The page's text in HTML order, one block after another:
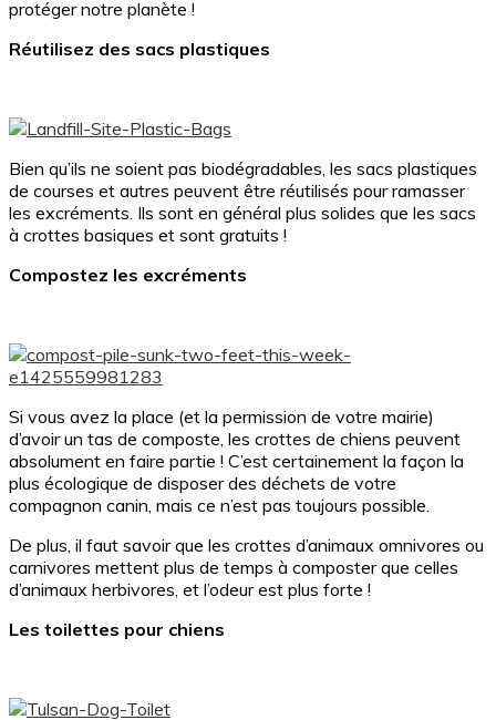
protéger notre planète !
Réutilisez des sacs plastiques
Bien qu’ils ne soient pas biodégradables, les sacs plastiques
de courses et autres peuvent être réutilisés pour ramasser
les excréments. Ils sont en général plus solides que les sacs
à crottes basiques et sont gratuits !
Compostez les excréments
Si vous avez la place (et la permission de votre mairie)
d’avoir un tas de composte, les crottes de chiens peuvent
absolument en faire partie ! C’est certainement la façon la
plus écologique de disposer des déchets de votre
compagnon canin, mais ce n’est pas toujours possible.
De plus, il faut savoir que les crottes d’animaux omnivores ou
carnivores mettent plus de temps à composter que celles
d’animaux herbivores, et l’odeur est plus forte !
Les toilettes pour chiens